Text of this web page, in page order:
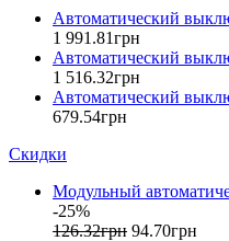
ETREL (Словения)
Evrosvet (Украина)
Extherm (Германия)
F&F (Польша)
FRER (Италия)
Galkat (Украина)
GAMA (Украина)
GENERICA (Китай)
Gewiss (Италия)
Автоматический
1 991 .81грн
Автоматический
1 516.32грн
Автоматический
679.54грн
Скидки
Модульный
-25%
126.32грн 94.70грн